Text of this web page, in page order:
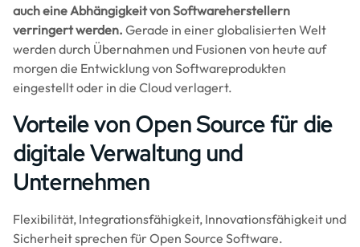
auch eine Abhängigkeit von Softwareherstellern
verringert werden. Gerade in einer globalisierten Welt
werden durch Übernahmen und Fusionen von heute auf
morgen die Entwicklung von Softwareprodukten
eingestellt oder in die Cloud verlagert.
Vorteile von Open Source für die
digitale Verwaltung und
Unternehmen
Flexibilität, Integrationsfähigkeit, Innovationsfähigkeit und
Sicherheit sprechen für Open Source Software.